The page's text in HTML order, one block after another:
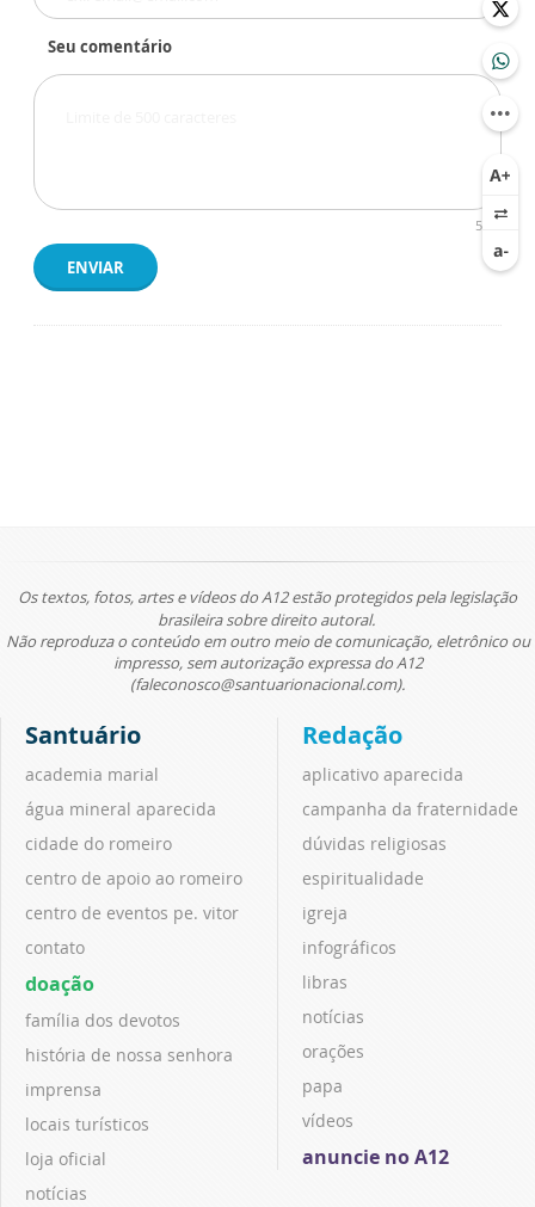
Seu comentário
500
ENVIAR
Os textos, fotos, artes e vídeos do A12 estão protegidos pela legislação
brasileira sobre direito autoral.
Não reproduza o conteúdo em outro meio de comunicação, eletrônico ou
impresso, sem autorização expressa do A12
(faleconosco@santuarionacional.com).
Santuário
academia marial
água mineral aparecida
cidade do romeiro
centro de apoio ao romeiro
centro de eventos pe. vitor
contato
doação
família dos devotos
história de nossa senhora
imprensa
locais turísticos
loja oficial
notícias
Redação
aplicativo aparecida
campanha da fraternidade
dúvidas religiosas
espiritualidade
igreja
infográficos
libras
notícias
orações
papa
vídeos
anuncie no A12